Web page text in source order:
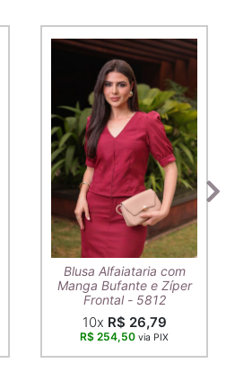
Blusa Alfaiataria com
Manga Bufante e Zíper
Frontal - 5812
10x R$ 26,79
R$ 254,50 via PIX